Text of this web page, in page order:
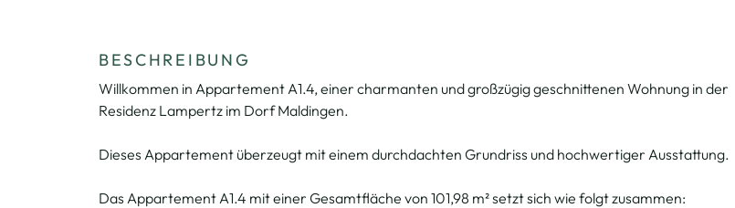
BESCHREIBUNG
Willkommen in Appartement A1.4, einer charmanten und großzügig geschnittenen Wohnung in der
Residenz Lampertz im Dorf Maldingen.
Dieses Appartement überzeugt mit einem durchdachten Grundriss und hochwertiger Ausstattung.
Das Appartement A1.4 mit einer Gesamtfläche von 101,98 m² setzt sich wie folgt zusammen: